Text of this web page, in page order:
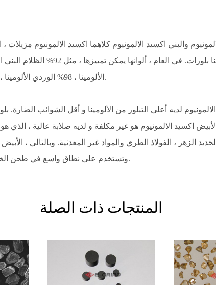
والبني اكسيد الالمونيوم كلاهما اكسيد الالمونيوم
الألومينا ، 98% الوردي الألومينا ، و 98.5% الأبيض الألومينا.
لديه أعلى التبلور من الألومينا و أقل الشوائب
الأبيض اكسيد الالمونيوم هو غير مكلفة و لديه صلابة عالية ،
الزهر ، الفولاذ الطري والمواد غير المعدنية. وبالتالي ،
وتستخدم على نطاق واسع في طحن الخام ، غرامة طحن و تلميع.
المنتجات ذات الصلة